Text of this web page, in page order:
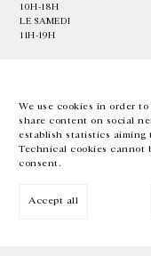
We use cookies in order
share content on social
establish statistics aiming
Technical cookies cannot
consent.
Accept all
10H-18H
LE SAMEDI
11H-19H
EN FR 中文
Inscrivez-vous à notre